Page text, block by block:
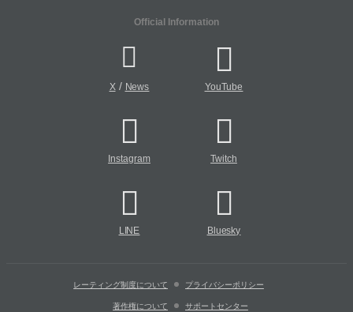
Official Information
X/ News YouTube
Instagram Twitch
LINE Bluesky
レーティング制度について プライバシーポリシー
著作権について サポートセンター